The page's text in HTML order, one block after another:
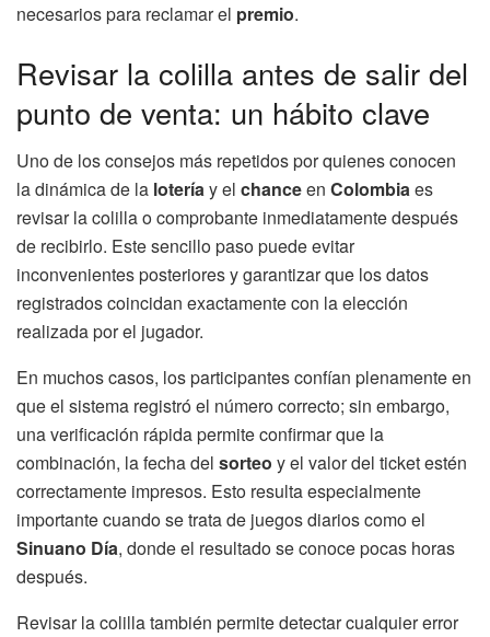
necesarios para reclamar el premio.
Revisar la colilla antes de salir del
punto de venta: un hábito clave
Uno de los consejos más repetidos por quienes conocen
la dinámica de la loteríay el chanceen Colombiaes
revisar la colilla o comprobante inmediatamente después
de recibirlo. Este sencillo paso puede evitar
inconvenientes posteriores y garantizar que los datos
registrados coincidan exactamente con la elección
realizada por el jugador.
En muchos casos, los participantes confían plenamente en
que el sistema registró el número correcto; sin embargo,
una verificación rápida permite confirmar que la
combinación, la fecha del sorteo y el valor del ticket estén
correctamente impresos. Esto resulta especialmente
importante cuando se trata de juegos diarios como el
Sinuano Día, donde el resultado se conoce pocas horas
después.
Revisar la colilla también permite detectar cualquier error